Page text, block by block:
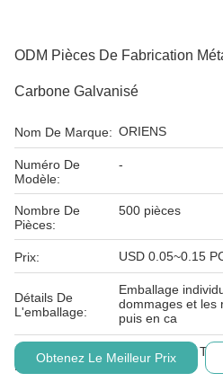
ODM Pièces De Fabrication
Carbone Galvanisé
Nom De Marque: ORIENS
Numéro De
Modèle:
-
Nombre De
Pièces:
500 pièces
Prix: USD 0.05~0.15
Détails De
L'emballage:
Emballage
dommages et les
puis en ca
Conditions De
Paiement:
L/C, D/A, D/P, T/
Obtenez Le Meilleur Prix